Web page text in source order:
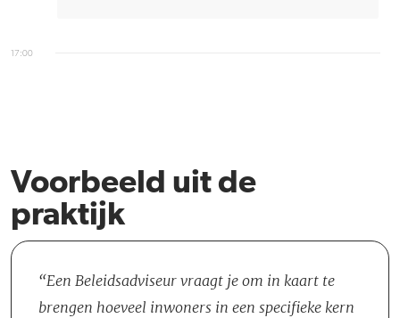
17:00
Voorbeeld uit de
praktijk
Een Beleidsadviseur vraagt je om in kaart te
brengen hoeveel inwoners in een specifieke kern